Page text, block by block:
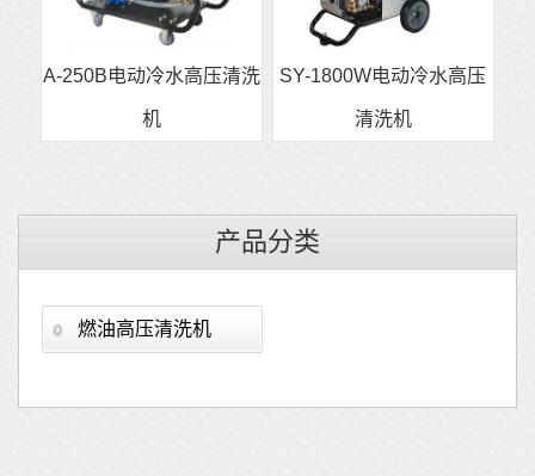
A-250B电动冷水高压清洗
机
SY-1800W电动冷水高压
清洗机
产品分类
燃油高压清洗机